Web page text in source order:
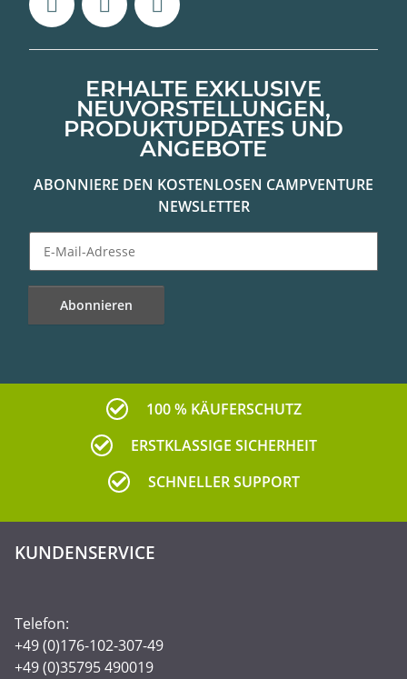
ERHALTE EXKLUSIVE
NEUVORSTELLUNGEN,
PRODUKTUPDATES UND
ANGEBOTE
ABONNIERE DEN KOSTENLOSEN CAMPVENTURE
NEWSLETTER
Abonnieren
100 % KÄUFERSCHUTZ
ERSTKLASSIGE SICHERHEIT
SCHNELLER SUPPORT
KUNDENSERVICE
Telefon:
+49 (0)176-102-307-49
+49 (0)35795 490019